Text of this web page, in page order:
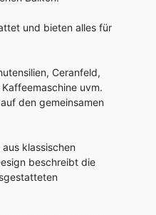
und bieten alles für
Ceranfeld,
uvm.
den gemeinsamen
klassischen
beschreibt die